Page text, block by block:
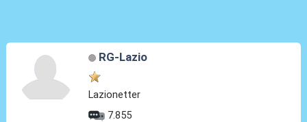
RG-Lazio
Lazionetter
7.855